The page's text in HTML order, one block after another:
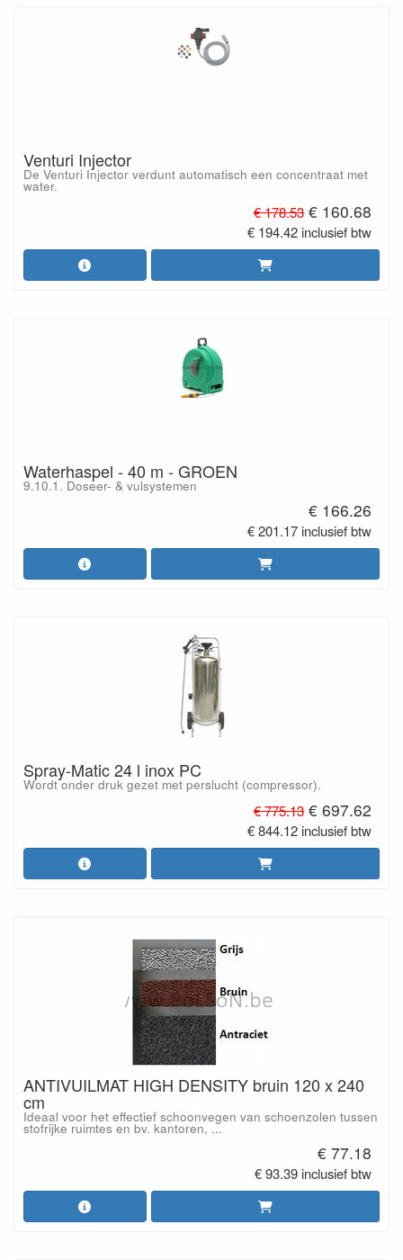
Venturi Injector
De Venturi Injector verdunt automatisch een concentraat met
water.
€ 178.53 € 160.68
€ 194.42 inclusief btw
Waterhaspel - 40 m - GROEN
9.10.1. Doseer- & vulsystemen
€ 166.26
€ 201.17 inclusief btw
Spray-Matic 24 l inox PC
Wordt onder druk gezet met perslucht (compressor).
€ 775.13 € 697.62
€ 844.12 inclusief btw
ANTIVUILMAT HIGH DENSITY bruin 120 x 240
cm
Ideaal voor het effectief schoonvegen van schoenzolen tussen
stofrijke ruimtes en bv. kantoren, ...
€ 77.18
€ 93.39 inclusief btw